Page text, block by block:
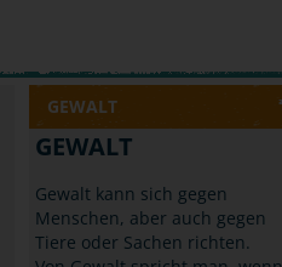
GEWALT
GEWALT
Gewalt kann sich gegen
Menschen, aber auch gegen
Tiere oder Sachen richten.